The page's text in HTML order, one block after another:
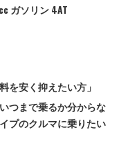
ガソリン 4AT
を安く抑えたい方」
つまで乗るか分からな
プのクルマに乗りたい